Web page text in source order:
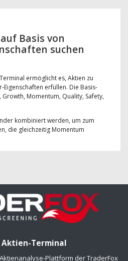
Basis von
suchen
ermöglicht es, Aktien zu
erfüllen. Die Basis-
Momentum, Quality, Safety,
kombiniert werden, um zum
die gleichzeitig Momentum
Aktien-Terminal
Plattform der TraderFox